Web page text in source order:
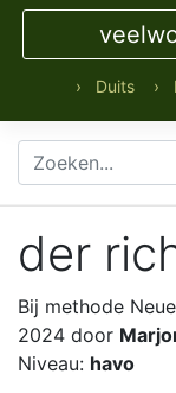
› Duits ›
der
Bij methode
2024 door
Niveau: havo